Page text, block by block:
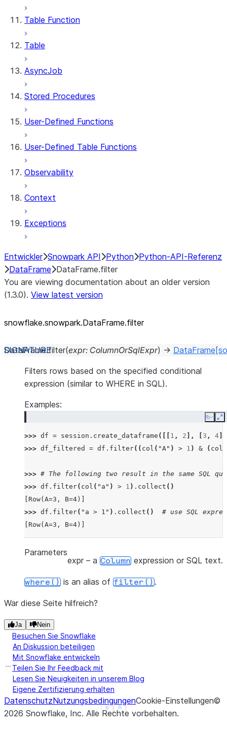
Table Function
Table
AsyncJob
Stored Procedures
User-Defined Functions
User-Defined Table Functions
Observability
Context
Exceptions
Entwickler Snowpark API Python Python-API-Referenz
DataFrame DataFrame.filter
You are viewing documentation about an older version
(1.3.0). View latest version
snowflake.snowpark.DataFrame.filter
DataFrame.filter(expr: ColumnOrSqlExpr) → DataFrame
Filters rows based on the specified conditional
expression (similar to WHERE in SQL).
Examples:
Copy
>>> df = session . create_dataframe ([[ 1 , 2 ], 3 , 4
>>> df_filtered = df . filter(( col ( "A" ) > 1 ) & ( col
>>> # The following two result in the same SQL
>>> df . filter( col ( "a" ) > 1 ) . collect ()
[Row(A=3, B=4)]
>>> df . filter( "a > 1" ) . collect ()
# use SQL
[Row(A=3, B=4)]
Show less
See more
Parameters
expr – a Column expression or SQL text.
where() is an alias of filter().
War diese Seite hilfreich?
Ja Nein
Besuchen Sie Snowflake
An Diskussion beteiligen
Mit Snowflake entwickeln
Teilen Sie Ihr Feedback mit
Lesen Sie Neuigkeiten in unserem Blog
Eigene Zertifizierung erhalten
DatenschutzNutzungsbedingungenCookie-Einstellungen©
2026 Snowflake, Inc. Alle Rechte vorbehalten.